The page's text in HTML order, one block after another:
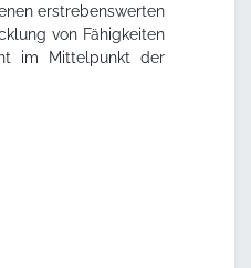
erstrebenswerten
von Fähigkeiten
im Mittelpunkt der